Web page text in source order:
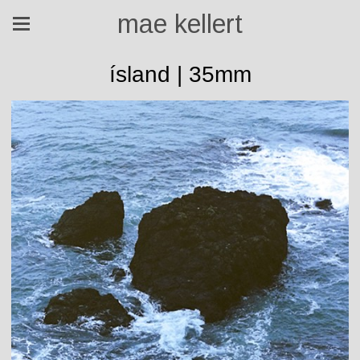
mae kellert
ísland | 35mm